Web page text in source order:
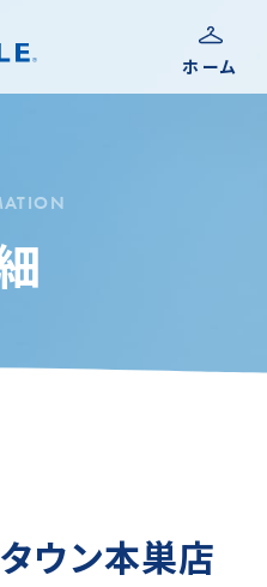
ホーム
、便利なサービスな
。
ー
る
ウン本巣店